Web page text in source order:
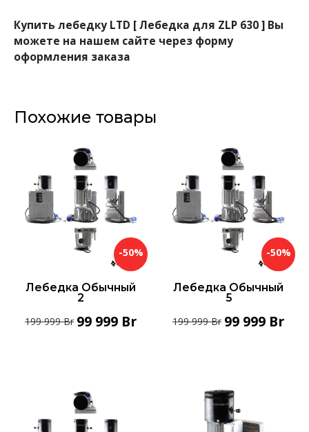
Купить лебедку LTD [ Лебедка для ZLP 630 ] Вы
можете на нашем сайте через форму
оформления заказа
Похожие товары
-50%
Лебедка Обычный
2
199 999Br 99 999 Br
-50%
Лебедка Обычный
5
199 999Br 99 999 Br